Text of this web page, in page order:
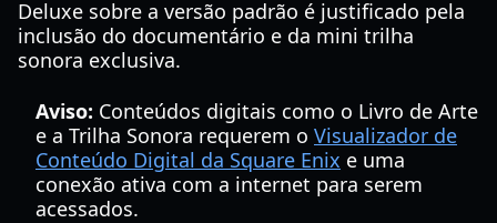
Deluxe sobre a versão padrão é justificado pela
inclusão do documentário e da mini trilha
sonora exclusiva.
Aviso: Conteúdos digitais como o Livro de Arte
e a Trilha Sonora requerem o Visualizador de
Conteúdo Digital da Square Enix e uma
conexão ativa com a internet para serem
acessados.